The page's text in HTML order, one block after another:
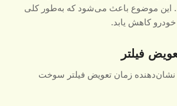
موضوع باعث می‌شود که به‌طور کلی
کاهش یابد.
فیلتر
نشان‌دهنده زمان تعویض فیلتر سوخت